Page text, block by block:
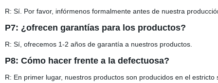
R: Sí. Por favor, infórmenos formalmente antes de nuestra
P7: ¿ofrecen garantías para los productos?
R: Sí, ofrecemos 1-2 años de garantía a nuestros productos.
P8: Cómo hacer frente a la defectuosa?
R: En primer lugar, nuestros productos son producidos en el